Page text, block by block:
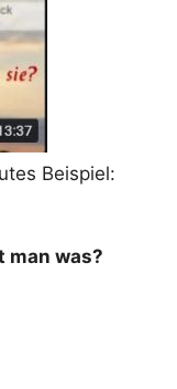
Beispiel:
man was?